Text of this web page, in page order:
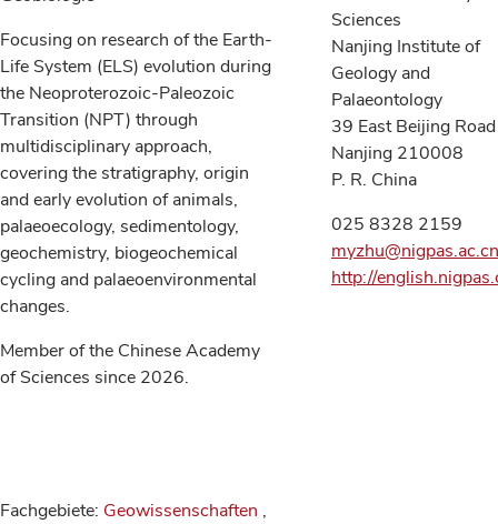
Focusing on research of the Earth-
Life System (ELS) evolution during
the Neoproterozoic-Paleozoic
Transition (NPT) through
multidisciplinary approach,
covering the stratigraphy, origin
and early evolution of animals,
palaeoecology, sedimentology,
geochemistry, biogeochemical
cycling and palaeoenvironmental
changes.
Member of the Chinese Academy
of Sciences since 2026.
Fachgebiete: Geowissenschaften ,
Sciences
Nanjing Institute of
Geology and
Palaeontology
39 East Beijing Road
Nanjing 210008
P. R. China
025 8328 2159
myzhu@nigpas.ac.cn
http://